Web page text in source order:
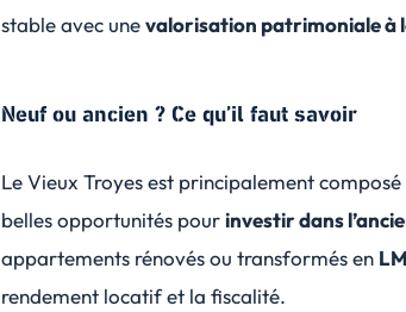
stable avec unevalorisation patrimoniale à
Neuf ou ancien ? Ce qu’il faut savoir
Le Vieux Troyes est principalement composé
belles opportunités pourinvestir dans
appartements rénovés ou transformés en
rendement locatif et la fiscalité.